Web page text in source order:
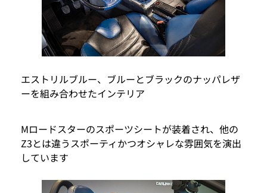
エストリルブルー、ブルーとブラックのナッパレザ
ーを組み合わせたインテリア
Mロードスターのスポーツシートが装着され、他の
Z3とは違うスポーティかつオシャレな雰囲気を演出
しています